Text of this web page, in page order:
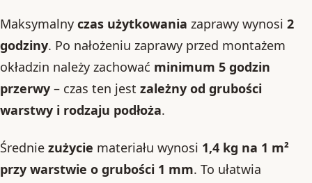
Maksymalny czas użytkowania zaprawy wynosi 2
godziny. Po nałożeniu zaprawy przed montażem
okładzin należy zachować minimum 5 godzin
przerwy – czas ten jest zależny od grubości
warstwy i rodzaju podłoża.
Średnie zużycie materiału wynosi 1,4 kg na 1 m²
przy warstwie o grubości 1 mm. To ułatwia